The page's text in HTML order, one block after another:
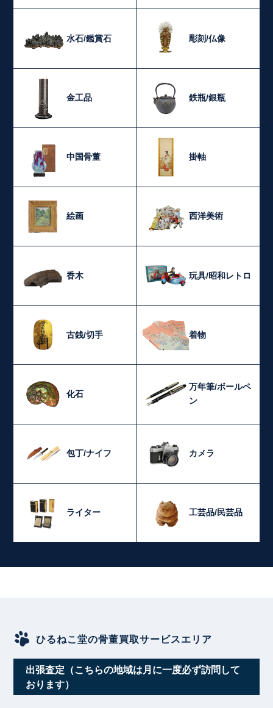
水石/鑑賞石 彫刻/仏像
金工品 鉄瓶/銀瓶
中国骨董 掛軸
絵画 西洋美術
香木 玩具/昭和レトロ
古銭/切手 着物
化石
万年筆/ボールペ
ン
包丁/ナイフ カメラ
ライター 工芸品/民芸品
ひるねこ堂の骨董買取サービスエリア
出張査定（こちらの地域は月に一度必ず訪問して
おります）